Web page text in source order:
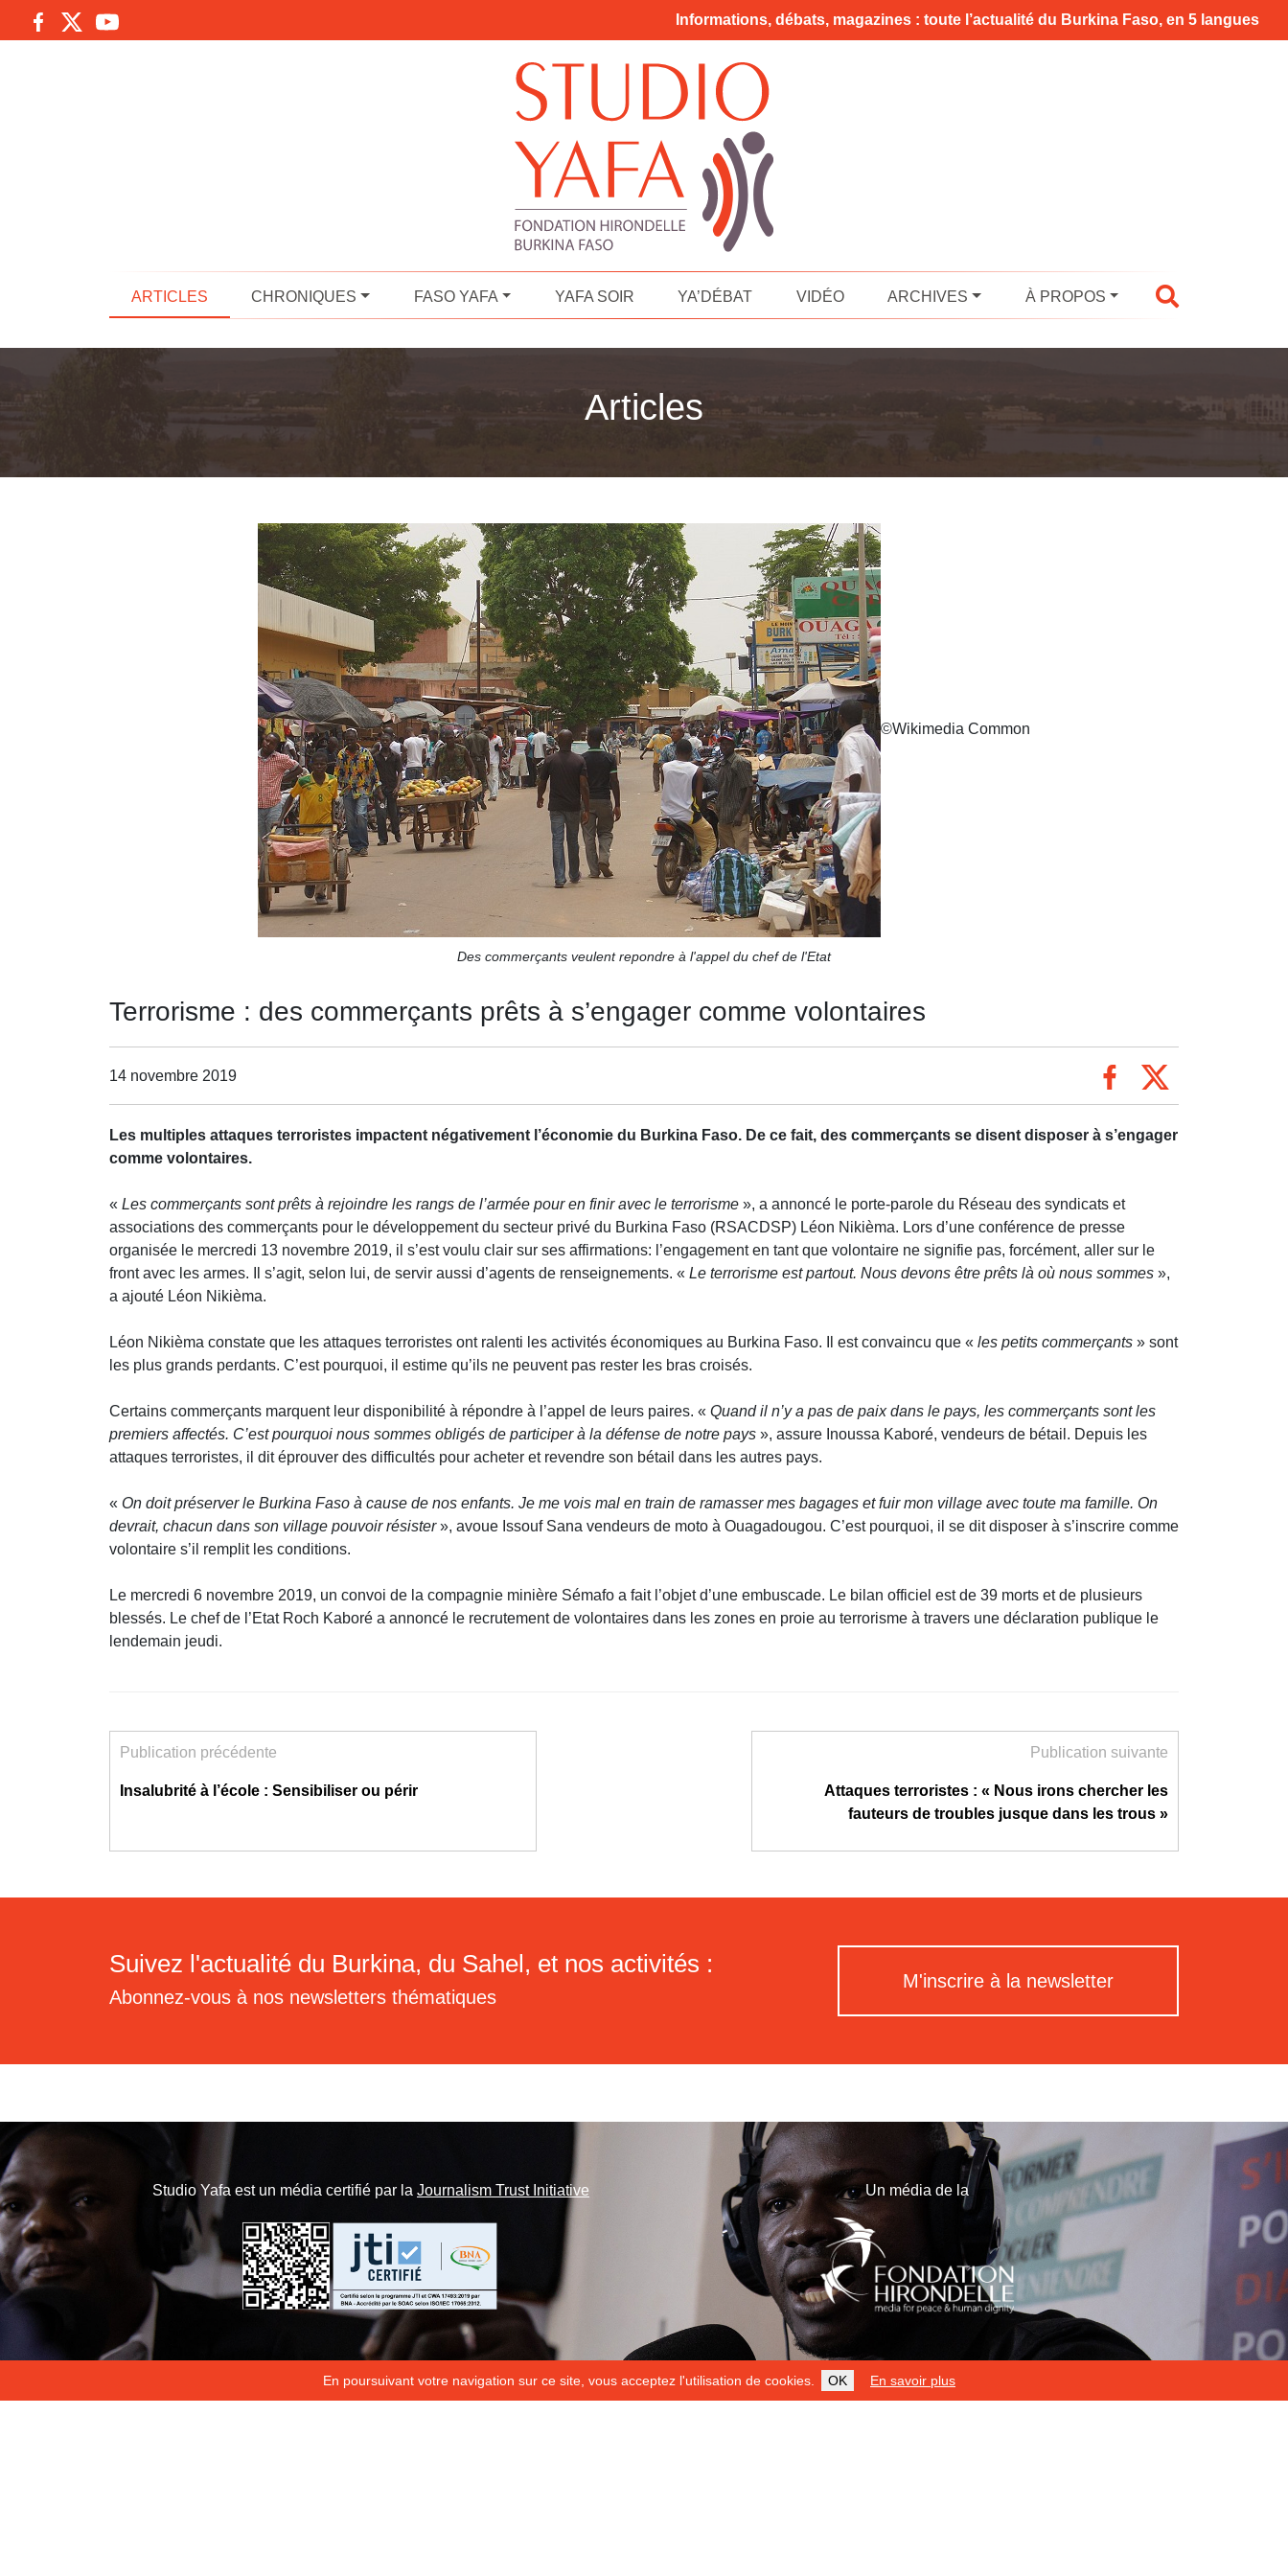
En poursuivant votre navigation sur ce site, vous acceptez l'utilisation de cookies. OK En savoir plus
Informations, débats, magazines : toute l’actualité du Burkina Faso, en 5 langues
ARTICLES CHRONIQUES FASO YAFA YAFA SOIR YA’DÉBAT VIDÉO ARCHIVES À PROPOS
Articles
©Wikimedia Common
Des commerçants veulent repondre à l'appel du chef de l'Etat
Terrorisme : des commerçants prêts à s’engager comme volontaires
14 novembre 2019
Les multiples attaques terroristes impactent négativement l’économie du Burkina Faso. De ce fait, des commerçants se disent disposer à s’engager
comme volontaires.
« Les commerçants sont prêts à rejoindre les rangs de l’armée pour en finir avec le terrorisme », a annoncé le porte-parole du Réseau des syndicats et
associations des commerçants pour le développement du secteur privé du Burkina Faso (RSACDSP) Léon Nikièma. Lors d’une conférence de presse
organisée le mercredi 13 novembre 2019, il s’est voulu clair sur ses affirmations: l’engagement en tant que volontaire ne signifie pas, forcément, aller sur le
front avec les armes. Il s’agit, selon lui, de servir aussi d’agents de renseignements. « Le terrorisme est partout. Nous devons être prêts là où nous sommes »,
a ajouté Léon Nikièma.
Léon Nikièma constate que les attaques terroristes ont ralenti les activités économiques au Burkina Faso. Il est convaincu que « les petits commerçants » sont
les plus grands perdants. C’est pourquoi, il estime qu’ils ne peuvent pas rester les bras croisés.
Certains commerçants marquent leur disponibilité à répondre à l’appel de leurs paires. « Quand il n’y a pas de paix dans le pays, les commerçants sont les
premiers affectés. C’est pourquoi nous sommes obligés de participer à la défense de notre pays », assure Inoussa Kaboré, vendeurs de bétail. Depuis les
attaques terroristes, il dit éprouver des difficultés pour acheter et revendre son bétail dans les autres pays.
« On doit préserver le Burkina Faso à cause de nos enfants. Je me vois mal en train de ramasser mes bagages et fuir mon village avec toute ma famille. On
devrait, chacun dans son village pouvoir résister», avoue Issouf Sana vendeurs de moto à Ouagadougou. C’est pourquoi, il se dit disposer à s’inscrire comme
volontaire s’il remplit les conditions.
Le mercredi 6 novembre 2019, un convoi de la compagnie minière Sémafo a fait l’objet d’une embuscade. Le bilan officiel est de 39 morts et de plusieurs
blessés. Le chef de l’Etat Roch Kaboré a annoncé le recrutement de volontaires dans les zones en proie au terrorisme à travers une déclaration publique le
lendemain jeudi.
Publication précédente
Insalubrité à l’école : Sensibiliser ou périr
Publication suivante
Attaques terroristes : « Nous irons chercher les
fauteurs de troubles jusque dans les trous »
Suivez l'actualité du Burkina, du Sahel, et nos activités :
Abonnez-vous à nos newsletters thématiques
M'inscrire à la newsletter
Studio Yafa est un média certifié par la Journalism Trust Initiative Un média de la
ILS NOUS SOUTIENNENT